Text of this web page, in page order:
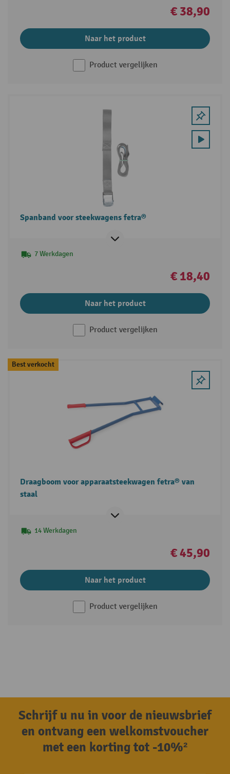
€ 38,90
Naar het product
Product vergelijken
Spanband voor steekwagens fetra®
7 Werkdagen
€ 18,40
Naar het product
Product vergelijken
Best verkocht
Draagboom voor apparaatsteekwagen fetra® van
staal
14 Werkdagen
€ 45,90
Naar het product
Product vergelijken
Schrijf u nu in voor de nieuwsbrief
en ontvang een welkomstvoucher
met een korting tot -10%²